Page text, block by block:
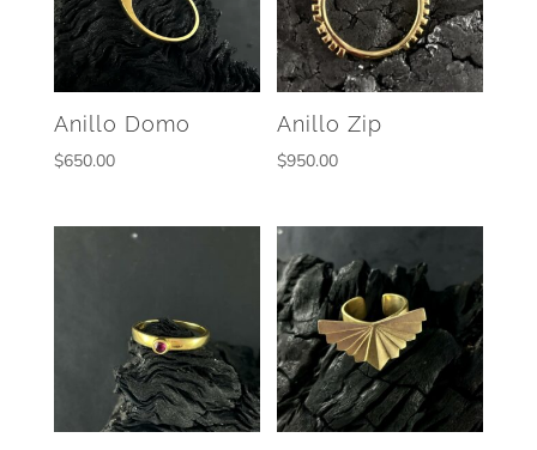
Anillo Domo
$650.00
Anillo Zip
$950.00